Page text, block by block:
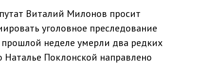
Виталий Милонов просит
уголовное преследование
прошлой неделе умерли два редких
Наталье Поклонской направлено